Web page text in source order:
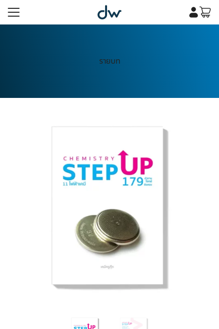
Skip
เรา
รายบท